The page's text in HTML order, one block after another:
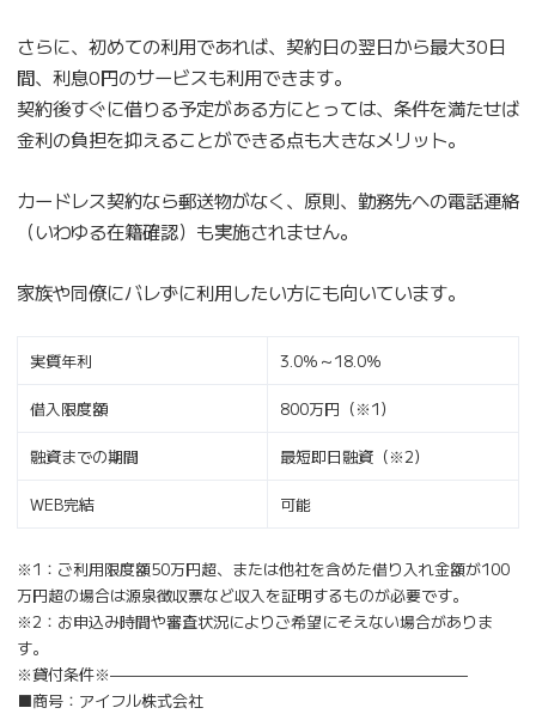
さらに、初めての利用であれば、契約日の翌日から最大30日
間、利息0円のサービスも利用できます。
契約後すぐに借りる予定がある方にとっては、条件を満たせば
金利の負担を抑えることができる点も大きなメリット。
カードレス契約なら郵送物がなく、原則、勤務先への電話連絡
（いわゆる在籍確認）も実施されません。
家族や同僚にバレずに利用したい方にも向いています。
実質年利 3.0％～18.0％
借入限度額 800万円（※1）
融資までの期間 最短即日融資（※2）
WEB完結 可能
※1：ご利用限度額50万円超、または他社を含めた借り入れ金額が100
万円超の場合は源泉徴収票など収入を証明するものが必要です。
※2：お申込み時間や審査状況によりご希望にそえない場合がありま
す。
※貸付条件※———————————————————————
■商号：アイフル株式会社